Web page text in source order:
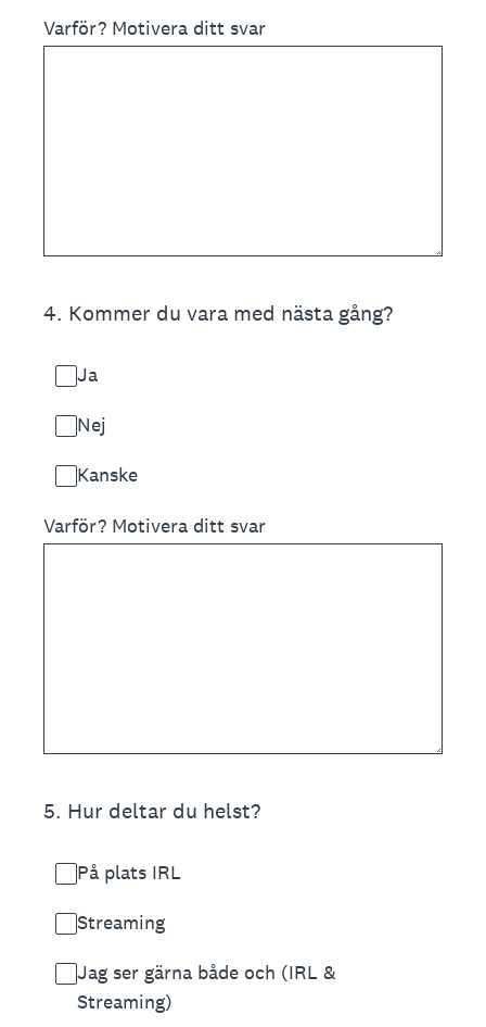
Varför? Motivera ditt svar
4. Kommer du vara med nästa gång?
Ja
Nej
Kanske
Varför? Motivera ditt svar
5. Hur deltar du helst?
På plats IRL
Streaming
Jag ser gärna både och (IRL &
Streaming)